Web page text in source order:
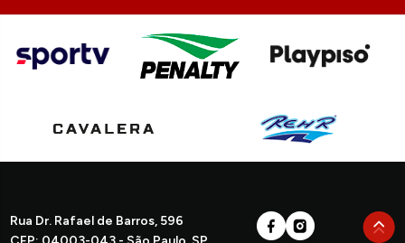
Rua Dr. Rafael de Barros, 596